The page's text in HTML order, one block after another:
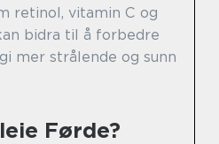
retinol, vitamin C og
bidra til å forbedre
mer strålende og sunn
Førde?